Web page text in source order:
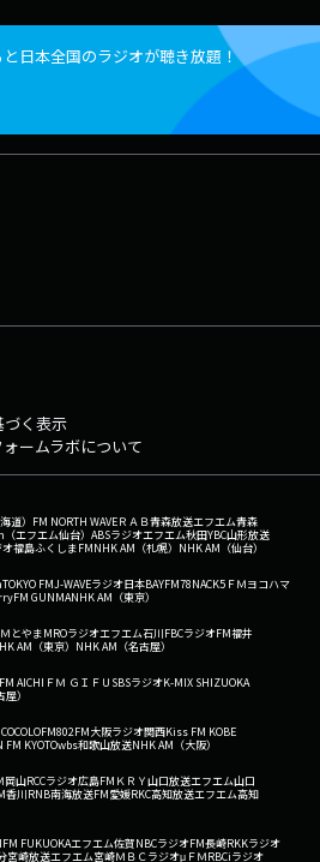
日本全国のラジオが聴き放題！
く表示
ームラボについて
道） FM NORTH WAVEＲＡＢ青森放送エフエム青森
エフエム仙台） ABSラジオエフエム秋田YBC山形放送
オ福島ふくしまFMNHK AM（札幌） NHK AM（仙台）
TOKYO FMJ-WAVEラジオ日本BAYFM78NACK5 ＦＭヨコハマ
FM GUNMANHK AM（東京）
ＭとやまMROラジオエフエム石川FBCラジオFM福井
AM（東京） NHK AM（名古屋）
FM AICHI ＦＭ ＧＩＦＵ SBSラジオK-MIX SHIZUOKA
）
FM802FM大阪ラジオ関西Kiss FM KOBE
FM KYOTOwbs和歌山放送NHK AM（大阪）
岡山RCCラジオ広島FM ＫＲＹ山口放送エフエム山口
香川RNB南海放送FM愛媛RKC高知放送エフエム高知
FM FUKUOKAエフエム佐賀NBCラジオFM長崎RKKラジオ
宮崎放送エフエム宮崎ＭＢＣラジオμＦＭRBCiラジオ